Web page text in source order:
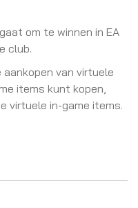
om te winnen in EA
club.
van virtuele
items kunt kopen,
virtuele in-game items.